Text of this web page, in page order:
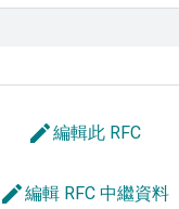
edit編輯此 RFC
edit編輯 RFC 中繼資料